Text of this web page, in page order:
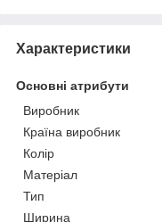
Характеристики
Основні атрибути
Виробник
Країна виробник
Колір
Матеріал
Тип
Ширина